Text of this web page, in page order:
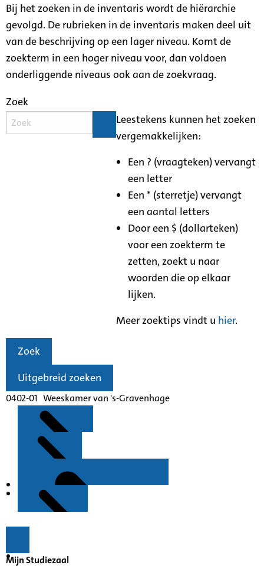
Bij het zoeken in de inventaris wordt de hiërarchie
gevolgd. De rubrieken in de inventaris maken deel uit
van de beschrijving op een lager niveau. Komt de
zoekterm in een hoger niveau voor, dan voldoen
onderliggende niveaus ook aan de zoekvraag.
Zoek
Leestekens kunnen het zoeken
vergemakkelijken:
Een ? (vraagteken) vervangt
een letter
Een * (sterretje) vervangt
een aantal letters
Door een $ (dollarteken)
voor een zoekterm te
zetten, zoekt u naar
woorden die op elkaar
lijken.
Meer zoektips vindt u hier.
Zoek
Uitgebreid zoeken
0402-01 Weeskamer van 's-Gravenhage
Kenmerken
Inleiding
Inventaris
Mijn Studiezaal